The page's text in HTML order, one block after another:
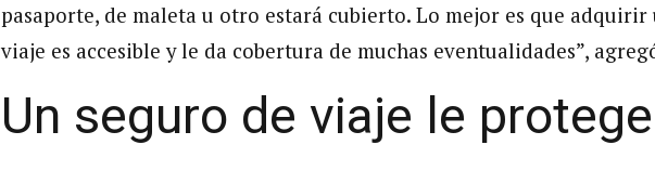
pasaporte, de maleta u otro estará cubierto. Lo mejor es que adquirir
viaje es accesible y le da cobertura de muchas eventualidades”,
Un seguro de viaje le